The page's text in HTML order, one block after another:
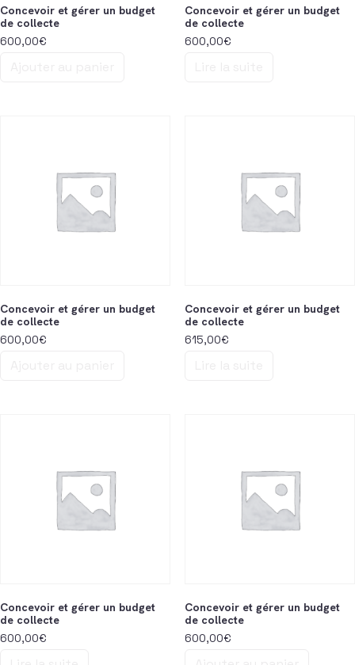
Concevoir et gérer un budget
de collecte
600,00€
Concevoir et gérer un budget
de collecte
600,00€
Concevoir et gérer un budget
de collecte
600,00€
Concevoir et gérer un budget
de collecte
615,00€
Concevoir et gérer un budget
de collecte
600,00€
Concevoir et gérer un budget
de collecte
600,00€